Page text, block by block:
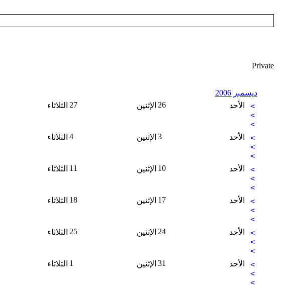
Private
ديسمبر 2006
>
>
>
26 الأحد 27 الإثنين الثلاثاء
>
>
>
3 الأحد 4 الإثنين الثلاثاء
>
>
>
10 الأحد 11 الإثنين الثلاثاء
>
>
>
17 الأحد 18 الإثنين الثلاثاء
>
>
>
24 الأحد 25 الإثنين الثلاثاء
>
>
>
31 الأحد 1 الإثنين الثلاثاء